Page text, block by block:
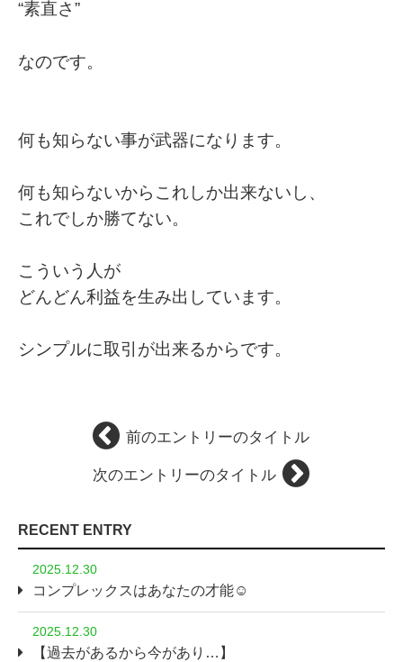
“素直さ”
なのです。
何も知らない事が武器になります。
何も知らないからこれしか出来ないし、
これでしか勝てない。
こういう人が
どんどん利益を生み出しています。
シンプルに取引が出来るからです。
前のエントリーのタイトル
次のエントリーのタイトル
RECENT ENTRY
2025.12.30
コンプレックスはあなたの才能☺️
2025.12.30
【過去があるから今があり…】